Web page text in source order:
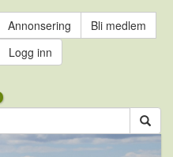
Annonsering
Bli medlem
Logg inn